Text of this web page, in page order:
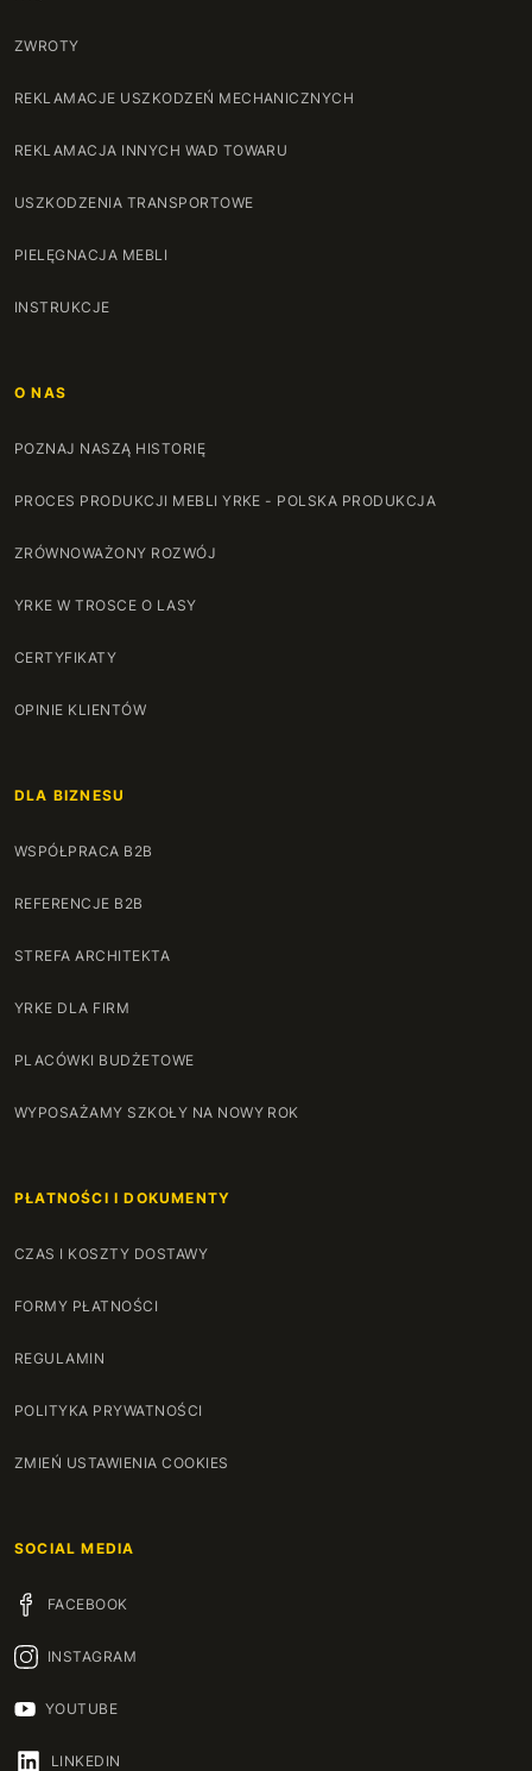
ZWROTY
REKLAMACJE USZKODZEŃ MECHANICZNYCH
REKLAMACJA INNYCH WAD TOWARU
USZKODZENIA TRANSPORTOWE
PIELĘGNACJA MEBLI
INSTRUKCJE
O NAS
POZNAJ NASZĄ HISTORIĘ
PROCES PRODUKCJI MEBLI YRKE - POLSKA PRODUKCJA
ZRÓWNOWAŻONY ROZWÓJ
YRKE W TROSCE O LASY
CERTYFIKATY
OPINIE KLIENTÓW
DLA BIZNESU
WSPÓŁPRACA B2B
REFERENCJE B2B
STREFA ARCHITEKTA
YRKE DLA FIRM
PLACÓWKI BUDŻETOWE
WYPOSAŻAMY SZKOŁY NA NOWY ROK
PŁATNOŚCI I DOKUMENTY
CZAS I KOSZTY DOSTAWY
FORMY PŁATNOŚCI
REGULAMIN
POLITYKA PRYWATNOŚCI
ZMIEŃ USTAWIENIA COOKIES
SOCIAL MEDIA
FACEBOOK
INSTAGRAM
YOUTUBE
LINKEDIN